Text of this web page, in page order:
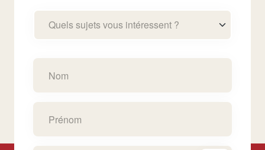
Quels sujets vous intéressent ?